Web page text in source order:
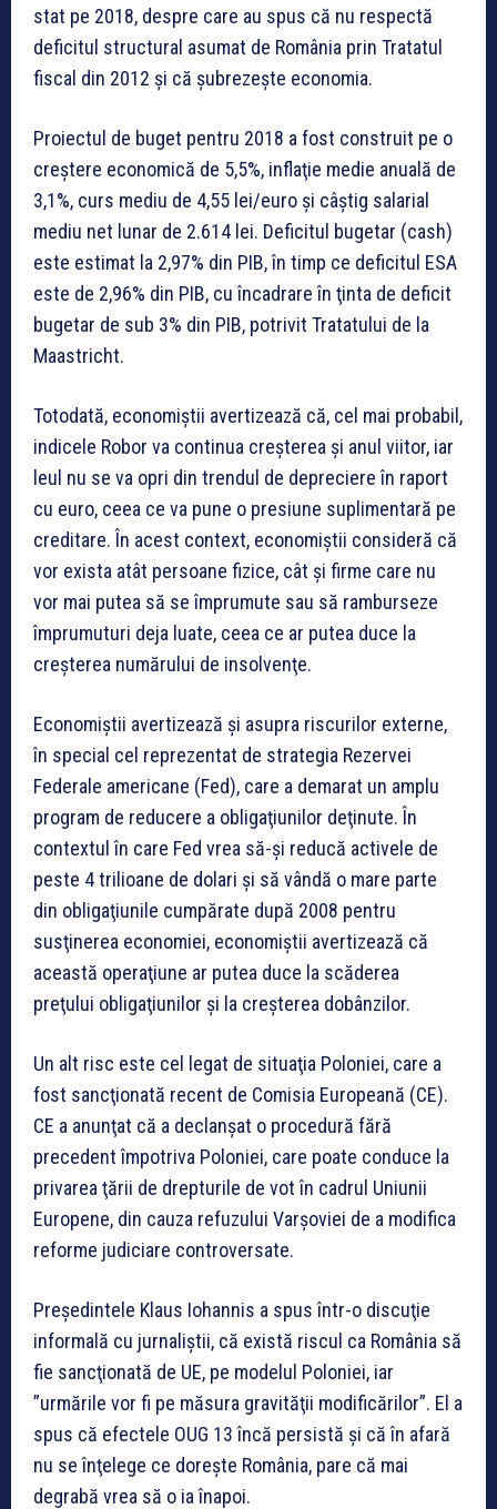
stat pe 2018, despre care au spus că nu respectă
deficitul structural asumat de România prin Tratatul
fiscal din 2012 şi că şubrezeşte economia.
Proiectul de buget pentru 2018 a fost construit pe o
creştere economică de 5,5%, inflaţie medie anuală de
3,1%, curs mediu de 4,55 lei/euro şi câştig salarial
mediu net lunar de 2.614 lei. Deficitul bugetar (cash)
este estimat la 2,97% din PIB, în timp ce deficitul ESA
este de 2,96% din PIB, cu încadrare în ţinta de deficit
bugetar de sub 3% din PIB, potrivit Tratatului de la
Maastricht.
Totodată, economiştii avertizează că, cel mai probabil,
indicele Robor va continua creşterea şi anul viitor, iar
leul nu se va opri din trendul de depreciere în raport
cu euro, ceea ce va pune o presiune suplimentară pe
creditare. În acest context, economiştii consideră că
vor exista atât persoane fizice, cât şi firme care nu
vor mai putea să se împrumute sau să ramburseze
împrumuturi deja luate, ceea ce ar putea duce la
creşterea numărului de insolvenţe.
Economiştii avertizează şi asupra riscurilor externe,
în special cel reprezentat de strategia Rezervei
Federale americane (Fed), care a demarat un amplu
program de reducere a obligaţiunilor deţinute. În
contextul în care Fed vrea să-şi reducă activele de
peste 4 trilioane de dolari şi să vândă o mare parte
din obligaţiunile cumpărate după 2008 pentru
susţinerea economiei, economiştii avertizează că
această operaţiune ar putea duce la scăderea
preţului obligaţiunilor şi la creşterea dobânzilor.
Un alt risc este cel legat de situaţia Poloniei, care a
fost sancţionată recent de Comisia Europeană (CE).
CE a anunţat că a declanşat o procedură fără
precedent împotriva Poloniei, care poate conduce la
privarea ţării de drepturile de vot în cadrul Uniunii
Europene, din cauza refuzului Varşoviei de a modifica
reforme judiciare controversate.
Preşedintele Klaus Iohannis a spus într-o discuţie
informală cu jurnaliştii, că există riscul ca România să
fie sancţionată de UE, pe modelul Poloniei, iar
”urmările vor fi pe măsura gravităţii modificărilor”. El a
spus că efectele OUG 13 încă persistă şi că în afară
nu se înţelege ce doreşte România, pare că mai
degrabă vrea să o ia înapoi.